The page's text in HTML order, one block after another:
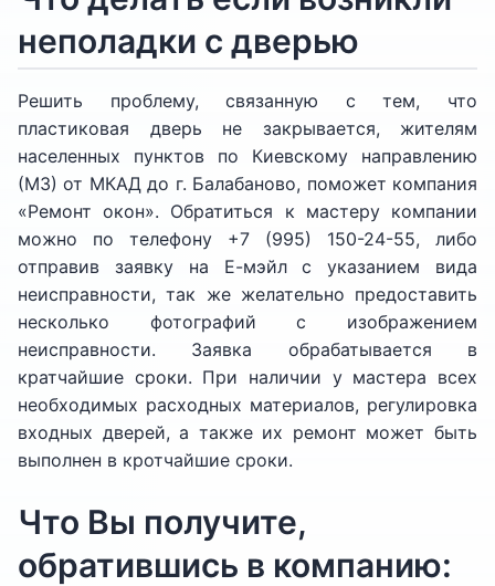
неполадки с дверью
Решить проблему, связанную с тем, что
пластиковая дверь не закрывается, жителям
населенных пунктов по Киевскому направлению
(М3) от МКАД до г. Балабаново, поможет компания
«Ремонт окон». Обратиться к мастеру компании
можно по телефону +7 (995) 150-24-55, либо
отправив заявку на Е-мэйл с указанием вида
неисправности, так же желательно предоставить
несколько фотографий с изображением
неисправности. Заявка обрабатывается в
кратчайшие сроки. При наличии у мастера всех
необходимых расходных материалов, регулировка
входных дверей, а также их ремонт может быть
выполнен в кротчайшие сроки.
Что Вы получите,
обратившись в компанию: